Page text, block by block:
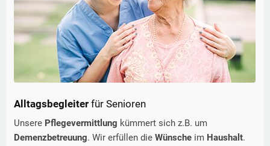
Alltagsbegleiter für Senioren
Unsere Pflegevermittlung kümmert sich z.B. um
Demenzbetreuung. Wir erfüllen die Wünsche im Haushalt.